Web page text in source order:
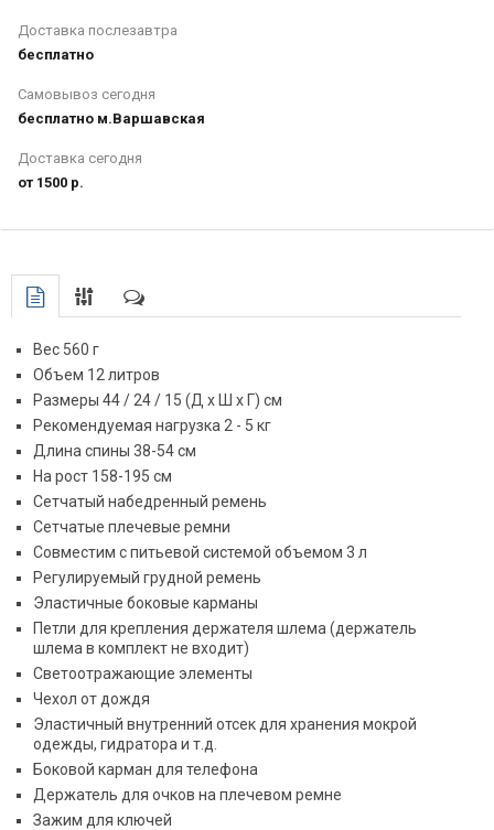
Доставка послезавтра
бесплатно
Самовывоз сегодня
бесплатно м.Варшавская
Доставка сегодня
от 1500 р.
Вес 560 г
Объем 12 литров
Размеры 44 / 24 / 15 (Д х Ш х Г) см
Рекомендуемая нагрузка 2 - 5 кг
Длина спины 38-54 см
На рост 158-195 см
Сетчатый набедренный ремень
Сетчатые плечевые ремни
Совместим с питьевой системой объемом 3 л
Регулируемый грудной ремень
Эластичные боковые карманы
Петли для крепления держателя шлема (держатель
шлема в комплект не входит)
Светоотражающие элементы
Чехол от дождя
Эластичный внутренний отсек для хранения мокрой
одежды, гидратора и т.д.
Боковой карман для телефона
Держатель для очков на плечевом ремне
Зажим для ключей